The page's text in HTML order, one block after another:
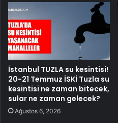
İstanbul TUZLA su kesintisi!
20-21 Temmuz İSKİ Tuzla su
kesintisi ne zaman bitecek,
sular ne zaman gelecek?
Ağustos 6, 2026